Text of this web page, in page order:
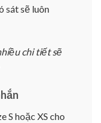
sát sẽ luôn
chi tiết sẽ
S hoặc XS cho